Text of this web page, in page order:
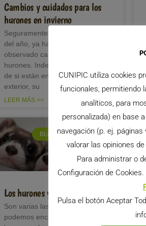
Cambios y cuidados para los
hurones en invierno
Seguramente a estas alturas
del año, ya habremos
observado cambios en nuestros
hurones. Independientemente
de si están en el interior o en el
exterior, su
LEER MÁS >>
BLOG PARA HURONES
Los hurones y la malta
Son varias las similitudes que
podemos encontrar entre los
CUNIPIC utiliza cookies
funcionales, permitiendo
analíticos, para
personalizada) en base
navegación (p. ej.
valorar las opiniones
Para administrar o
Configuración de
Pulsa el botón Aceptar